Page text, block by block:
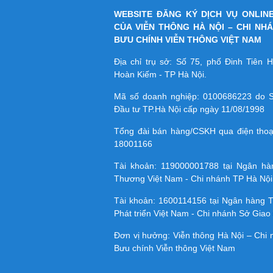
WEBSITE ĐĂNG KÝ DỊCH VỤ
CỦA VIỄN THÔNG HÀ NỘI – CHI
BƯU CHÍNH VIỄN THÔNG VIỆT NAM
Địa chỉ trụ sở: Số 75, phố Đinh Tiên
Hoàn Kiếm - TP Hà Nội.
Mã số doanh nghiệp:0100686223 do
Đầu tư TP.Hà Nội cấp ngày 11/08/1998
Tổng đài bán hàng/CSKH qua điện
18001166
Tài khoản: 119000001788 tại Ngân
Thương Việt Nam - Chi nhánh TP Hà Nội
Tài khoản: 1600114156 tại Ngân hàng
Phát triển Việt Nam - Chi nhánh Sở Giao
Đơn vị hưởng: Viễn thông Hà Nội – Chi
Bưu chính Viễn thông Việt Nam